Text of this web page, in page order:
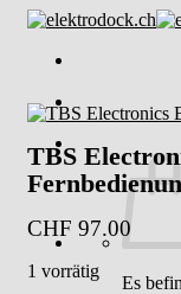
Skip
content
Es
TBS
CHF 97.00
1 vorrätig